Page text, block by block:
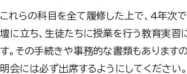
これらの科目を全て履修した上で、4年次
壇に立ち、生徒たちに授業を行う教育実習
す。その手続きや事務的な書類もあります
明会には必ず出席するようにしてください。